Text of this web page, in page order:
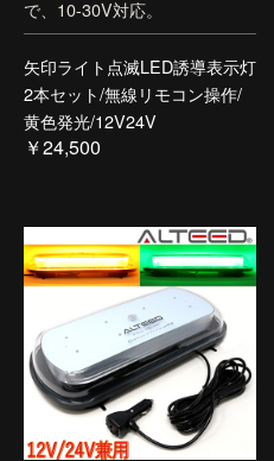
で、10-30V対応。
矢印ライト点滅LED誘導表示灯
2本セット/無線リモコン操作/
黄色発光/12V24V
￥24,500